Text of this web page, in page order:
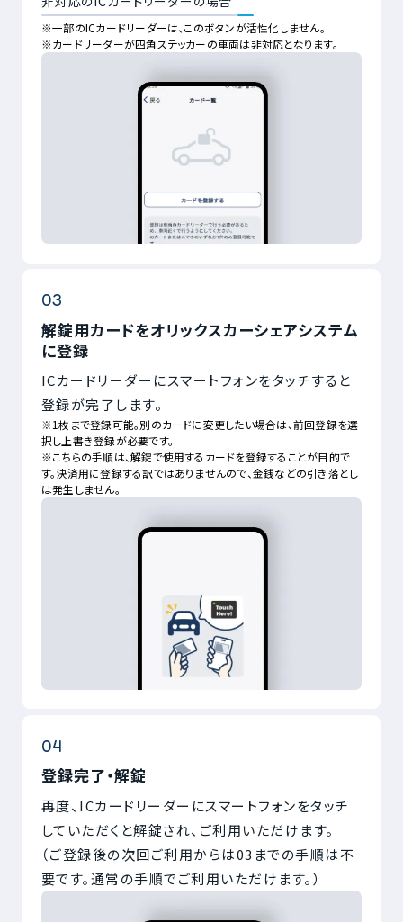
※一部のICカードリーダーは、このボタンが活性化しません。
※カードリーダーが四角ステッカーの車両は非対応となります。
解錠用カードをオリックスカーシェアシステム
に登録
ICカードリーダーにスマートフォンをタッチすると
登録が完了します。
※1枚まで登録可能。別のカードに変更したい場合は、前回登録を選
択し上書き登録が必要です。
※こちらの手順は、解錠で使用するカードを登録することが目的で
す。決済用に登録する訳ではありませんので、金銭などの引き落とし
は発生しません。
登録完了・解錠
再度、ICカードリーダーにスマートフォンをタッチ
していただくと解錠され、ご利用いただけます。
（ご登録後の次回ご利用からは03までの手順は不
要です。通常の手順でご利用いただけます。）